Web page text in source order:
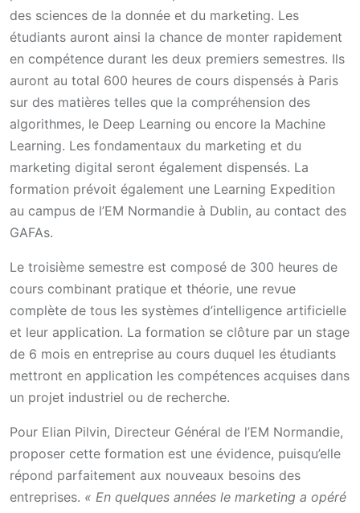
des sciences de la donnée et du marketing. Les
étudiants auront ainsi la chance de monter rapidement
en compétence durant les deux premiers semestres. Ils
auront au total 600 heures de cours dispensés à Paris
sur des matières telles que la compréhension des
algorithmes, le Deep Learning ou encore la Machine
Learning. Les fondamentaux du marketing et du
marketing digital seront également dispensés. La
formation prévoit également une Learning Expedition
au campus de l’EM Normandie à Dublin, au contact des
GAFAs.
Le troisième semestre est composé de 300 heures de
cours combinant pratique et théorie, une revue
complète de tous les systèmes d’intelligence artificielle
et leur application. La formation se clôture par un stage
de 6 mois en entreprise au cours duquel les étudiants
mettront en application les compétences acquises dans
un projet industriel ou de recherche.
Pour Elian Pilvin, Directeur Général de l’EM Normandie,
proposer cette formation est une évidence, puisqu’elle
répond parfaitement aux nouveaux besoins des
entreprises. « En quelques années le marketing a opéré